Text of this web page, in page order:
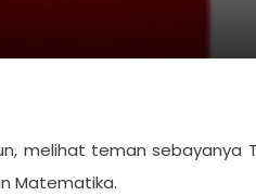
melihat teman sebayanya
Matematika.